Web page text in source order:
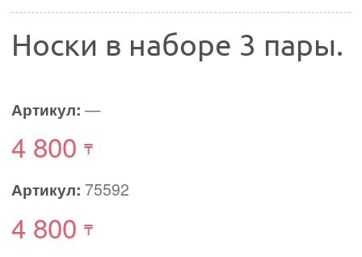
Носки в наборе 3 пары.
Артикул: —
4 800
Артикул: 75592
4 800